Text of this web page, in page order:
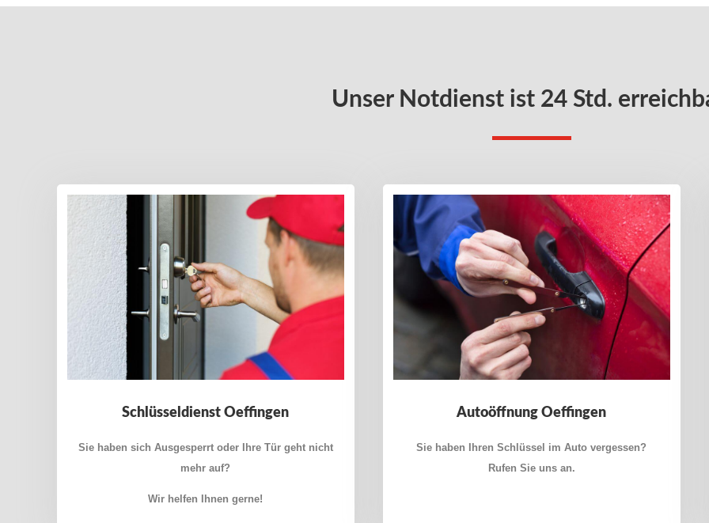
Unser Notdienst ist 24 Std.
Schlüsseldienst Oeffingen
Sie haben sich Ausgesperrt oder Ihre Tür geht nicht
mehr auf?
Wir helfen Ihnen gerne!
Autoöffnung Oeffingen
Sie haben Ihren Schlüssel im Auto vergessen?
Rufen Sie uns an.